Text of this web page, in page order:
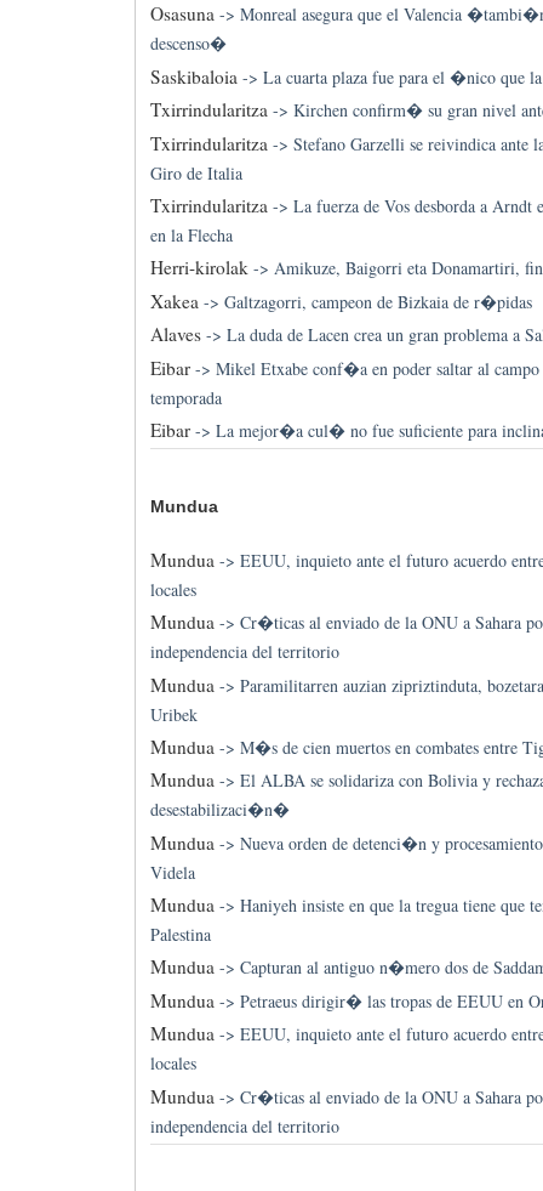
Osasuna-> Monreal asegura que el Valencia
descenso�
Saskibaloia-> La cuarta plaza fue para el �nico que
Txirrindularitza-> Kirchen confirm� su gran nivel
Txirrindularitza -> Stefano Garzelli se reivindica
Giro de Italia
Txirrindularitza-> La fuerza de Vos desborda a
en la Flecha
Herri-kirolak-> Amikuze, Baigorri eta Donamartiri,
Xakea -> Galtzagorri, campeon de Bizkaia de r�pidas
Alaves-> La duda de Lacen crea un gran problema a
Eibar-> Mikel Etxabe conf�a en poder saltar al campo
temporada
Eibar-> La mejor�a cul� no fue suficiente para
Mundua
Mundua -> EEUU, inquieto ante el futuro acuerdo
locales
Mundua-> Cr�ticas al enviado de la ONU a Sahara
independencia del territorio
Mundua -> Paramilitarren auzian zipriztinduta,
Uribek
Mundua-> M�s de cien muertos en combates entre
Mundua-> El ALBA se solidariza con Bolivia y
desestabilizaci�n�
Mundua -> Nueva orden de detenci�n y
Videla
Mundua-> Haniyeh insiste en que la tregua tiene que
Palestina
Mundua-> Capturan al antiguo n�mero dos de
Mundua-> Petraeus dirigir� las tropas de EEUU en
Mundua-> EEUU, inquieto ante el futuro acuerdo
locales
Mundua -> Cr�ticas al enviado de la ONU a Sahara
independencia del territorio